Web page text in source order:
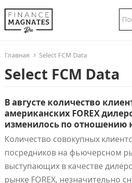
Главная Select FCM Data
Select FCM Data
В августе количество
американских FOREX
изменилось по отношению
Количество совокупных
посредников на фьючерсном
выступающих в качестве
рынке FOREX, незначительно